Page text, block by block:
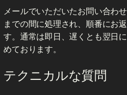
メールでいただいたお問い合わ
までの間に処理され、順番にお
す。通常は即日、遅くとも翌日
めております。
テクニカルな質問